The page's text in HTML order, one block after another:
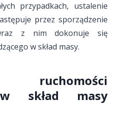
przypadkach, ustalenie
przez sporządzenie
z nim dokonuje się
w skład masy.
w skład masy